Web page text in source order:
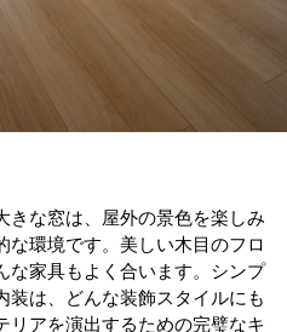
きな窓は、屋外の景色を楽しみ
な環境です。美しい木目のフロ
な家具もよく合います。シンプ
装は、どんな装飾スタイルにも
リアを演出するための完璧なキ